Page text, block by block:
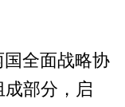
全面战略协
部分，启